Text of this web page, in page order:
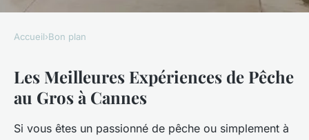
BON PLAN
Les meilleures expériences de
pêche au gros à cannes
Sarah•15 janvier 2025•5 min de lecture
Accueil›Bon plan
Les Meilleures Expériences de Pêche
au Gros à Cannes
Si vous êtes un passionné de pêche ou simplement à